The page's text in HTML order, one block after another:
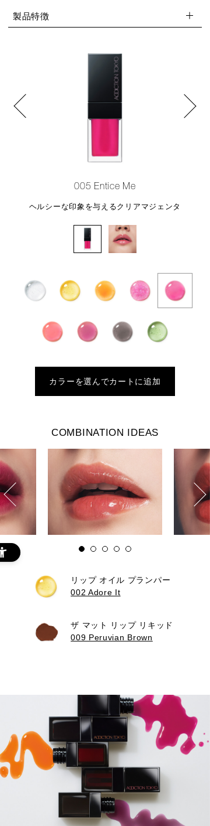
製品特徴
005 Entice Me
ヘルシーな印象を与えるクリアマジェンタ
カラーを選んでカートに追加
COMBINATION IDEAS
リップ オイル プランパー
002 Adore It
ザ マット リップ リキッド
009 Peruvian Brown